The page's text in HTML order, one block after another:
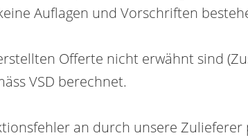
Auflagen und Vorschriften
Offerte nicht erwähnt sind
VSD berechnet.
an durch unsere